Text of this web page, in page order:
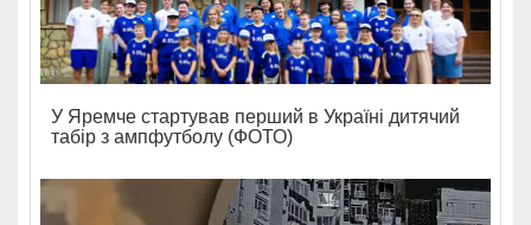
У Яремче стартував перший в Україні дитячий
табір з ампфутболу (ФОТО)